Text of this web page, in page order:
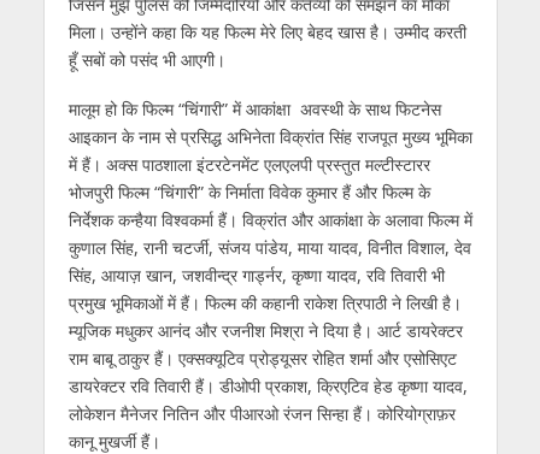
मिला। उन्होंने कहा कि यह फिल्म मेरे लिए बेहद खास है। उम्मीद करती
हूँ सबों को पसंद भी आएगी।
मालूम हो कि फिल्म “चिंगारी” में आकांक्षा अवस्थी के साथ फिटनेस
आइकान के नाम से प्रसिद्ध अभिनेता विक्रांत सिंह राजपूत मुख्य भूमिका
में हैं। अक्स पाठशाला इंटरटेनमेंट एलएलपी प्रस्तुत मल्टीस्टारर
भोजपुरी फिल्म “चिंगारी” के निर्माता विवेक कुमार हैं और फिल्म के
निर्देशक कन्हैया विश्वकर्मा हैं। विक्रांत और आकांक्षा के अलावा फिल्म में
कुणाल सिंह, रानी चटर्जी, संजय पांडेय, माया यादव, विनीत विशाल, देव
सिंह, आयाज़ खान, जशवीन्द्र गार्ड्नर, कृष्णा यादव, रवि तिवारी भी
प्रमुख भूमिकाओं में हैं। फिल्म की कहानी राकेश त्रिपाठी ने लिखी है।
म्यूजिक मधुकर आनंद और रजनीश मिश्रा ने दिया है। आर्ट डायरेक्टर
राम बाबू ठाकुर हैं। एक्सक्यूटिव प्रोड्यूसर रोहित शर्मा और एसोसिएट
डायरेक्टर रवि तिवारी हैं। डीओपी प्रकाश, क्रिएटिव हेड कृष्णा यादव,
लोकेशन मैनेजर नितिन और पीआरओ रंजन सिन्हा हैं। कोरियोग्राफ़र
कानू मुखर्जी हैं।